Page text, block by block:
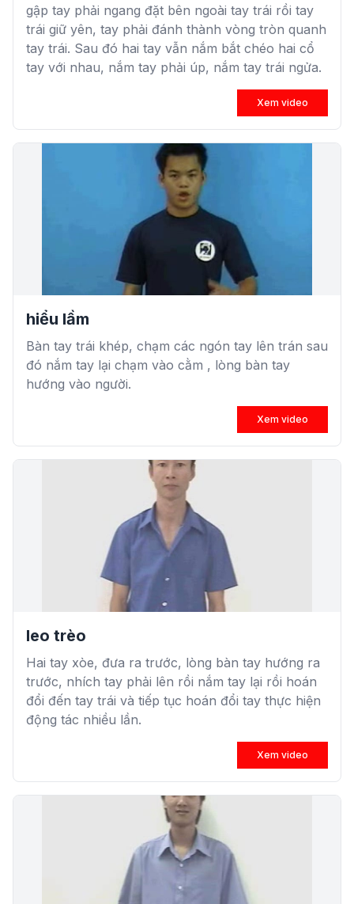
gập tay phải ngang đặt bên ngoài tay trái rồi tay
trái giữ yên, tay phải đánh thành vòng tròn quanh
tay trái. Sau đó hai tay vẫn nắm bắt chéo hai cổ
tay với nhau, nắm tay phải úp, nắm tay trái ngửa.
Xem video
hiểu lầm
Bàn tay trái khép, chạm các ngón tay lên trán sau
đó nắm tay lại chạm vào cằm , lòng bàn tay
hướng vào người.
Xem video
leo trèo
Hai tay xòe, đưa ra trước, lòng bàn tay hướng ra
trước, nhích tay phải lên rồi nắm tay lại rồi hoán
đổi đến tay trái và tiếp tục hoán đổi tay thực hiện
động tác nhiều lần.
Xem video